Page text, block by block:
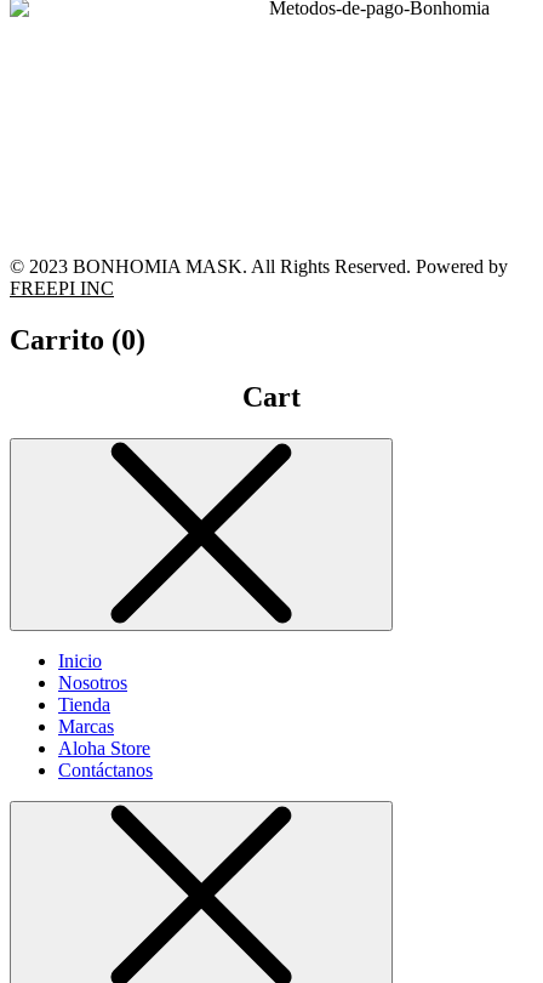
© 2023 BONHOMIA MASK. All Rights Reserved. Powered by
FREEPI INC
Carrito (0)
Cart
Inicio
Nosotros
Tienda
Marcas
Aloha Store
Contáctanos